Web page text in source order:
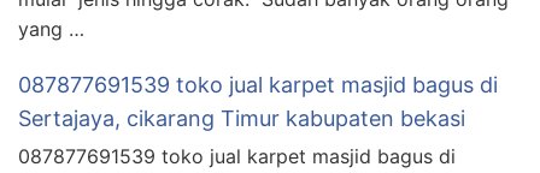
yang …
087877691539 toko jual karpet masjid bagus di
Sertajaya, cikarang Timur kabupaten bekasi
087877691539 toko jual karpet masjid bagus di